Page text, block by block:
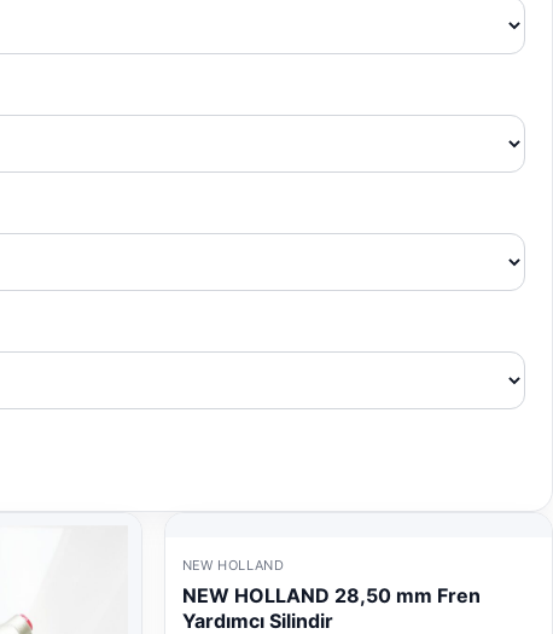
NEW HOLLAND
NEW HOLLAND 28,50 mm Fren
Yardımcı Silindir